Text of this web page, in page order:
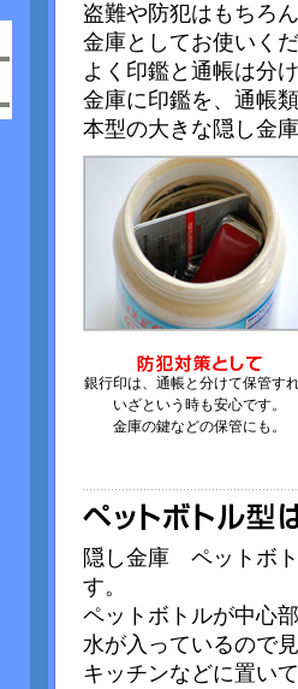
盗難や防犯はもちろ
金庫としてお使いく
よく印鑑と通帳は分
金庫に印鑑を、通帳
本型の大きな隠し金
銀行印は、通帳と分けて保管す
いざという時も安心です。
金庫の鍵などの保管にも。
隠し金庫 ペットボ
す。
ペットボトルが中心
水が入っているので
キッチンなどに置い